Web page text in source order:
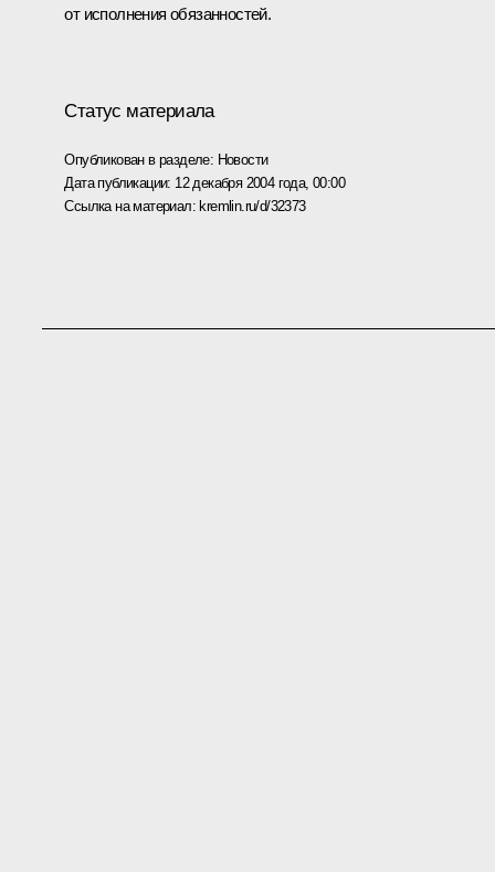
от исполнения обязанностей.
Статус материала
Опубликован в разделе: Новости
Дата публикации: 12 декабря 2004 года, 00:00
Ссылка на материал:kremlin.ru/d/32373